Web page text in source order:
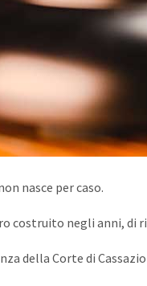
nasce per caso.
costruito negli anni, di
della Corte di